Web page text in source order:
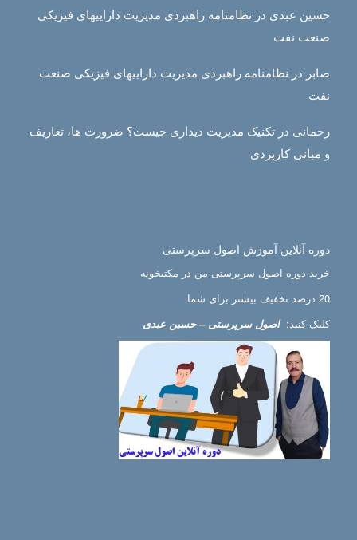
حسین عبدی در نظامنامه راهبردی مدیریت داراییهای فیزیکی
صنعت نفت
صابر در نظامنامه راهبردی مدیریت داراییهای فیزیکی صنعت
نفت
رحمانی در تکنیک مدیریت دیداری چیست؟ ضرورت ها، تعاریف
و مبانی کاربردی
دوره آنلاین آموزش اصول سرپرستی
خرید دوره اصول سرپرستی من در مکتبخونه
20 درصد تخفیف بیشتر برای شما
کلیک کنید:اصول سرپرستی – حسین عبدی